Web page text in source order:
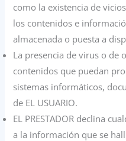
como la existencia de
los contenidos e
almacenada o puesta a
La presencia de virus o de
contenidos que puedan
sistemas informáticos,
de EL USUARIO.
EL PRESTADOR declina
a la información que se